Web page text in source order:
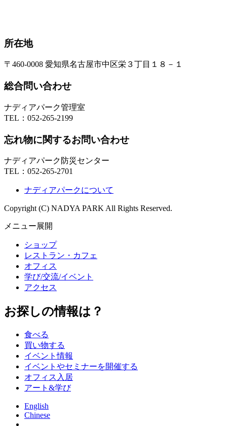
所在地
〒460-0008 愛知県名古屋市中区栄３丁目１８－１
総合問い合わせ
ナディアパーク管理室
TEL： 052-265-2199
忘れ物に関するお問い合わせ
ナディアパーク防災センター
TEL： 052-265-2701
ナディアパークについて
Copyright (C) NADYA PARK All Rights Reserved.
メニュー展開
ショップ
レストラン・カフェ
オフィス
学び/交流/イベント
アクセス
お探しの情報は？
食べる
買い物する
イベント情報
イベントやセミナーを開催する
オフィス入居
アート&学び
English
Chinese